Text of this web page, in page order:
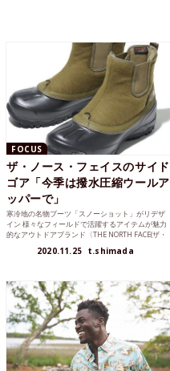
FOCUS
ザ・ノース・フェイスのサイド
ゴア「今季は撥水圧縮ウールア
ッパーで」
寒冷地の名物ブーツ「スノーショット」がリデザ
イン 様々なフィールドで活躍するアイテムが魅力
的なアウトドアブランド〈THE NORTH FACE(ザ・
2020.11.25 t.shimada